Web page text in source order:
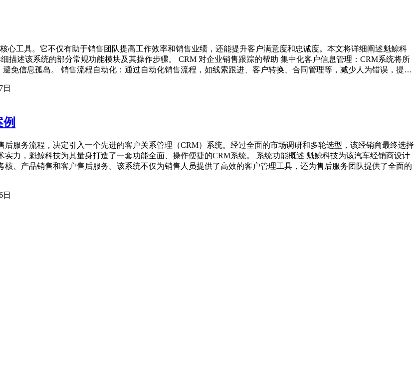
心工具。它不仅有助于销售团队提高工作效率和销售业绩，还能提升客户满意度和忠诚度。本文将详细阐述魁鲸科
描述该系统的部分常规功能模块及其操作步骤。 CRM 对企业销售跟踪的帮助 集中化客户信息管理：CRM系统将所
免信息孤岛。 销售流程自动化：通过自动化销售流程，如线索跟进、客户转换、合同管理等，减少人为错误，提…
日
服务流程，决定引入一个先进的客户关系管理（CRM）系统。经过全面的市场调研和多轮选型，该经销商最终选择
力，魁鲸科技为其量身打造了一套功能全面、操作便捷的CRM系统。 系统功能概述 魁鲸科技为该汽车经销商设计
、产品销售和客户售后服务。该系统不仅为销售人员提供了高效的客户管理工具，还为售后服务团队提供了全面的
日